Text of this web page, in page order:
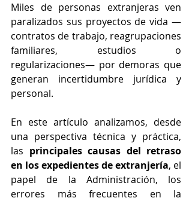
Miles de personas extranjeras ven
paralizados sus proyectos de vida —
contratos de trabajo, reagrupaciones
familiares, estudios o
regularizaciones— por demoras que
generan incertidumbre jurídica y
personal.
En este artículo analizamos, desde
una perspectiva técnica y práctica,
las principales causas del retraso
en los expedientes de extranjería, el
papel de la Administración, los
errores más frecuentes en la